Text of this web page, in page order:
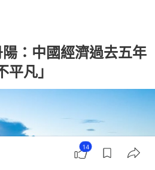
：中國經濟過去五年
平凡」
14